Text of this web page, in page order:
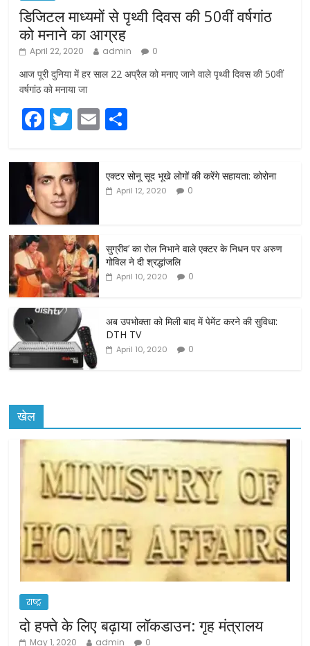
डिजिटल माध्यमों से पृथ्वी दिवस की 50वीं वर्षगांठ
को मनाने का आग्रह
April 22, 2020 admin 0
आज पूरी दुनिया में हर साल 22 अप्रैल को मनाए जाने वाले पृथ्वी दिवस की 50वीं
वर्षगांठ को मनाया जा
F
c
e
b
o
o
k
T
itt
er
E
ar
e
एक्टर सोनू सूद भूखे लोगों की करेंगे सहायता: कोरोना
April 12, 2020 0
सुग्रीव’ का रोल निभाने वाले एक्टर के निधन पर अरुण
गोविल ने दी श्रद्धांजलि
April 10, 2020 0
अब उपभोक्ता को मिली बाद में पेमेंट करने की सुविधा:
DTH TV
April 10, 2020 0
खेल
राष्ट्र
दो हफ्ते के लिए बढ़ाया लॉकडाउन: गृह मंत्रालय
May 1, 2020 admin 0